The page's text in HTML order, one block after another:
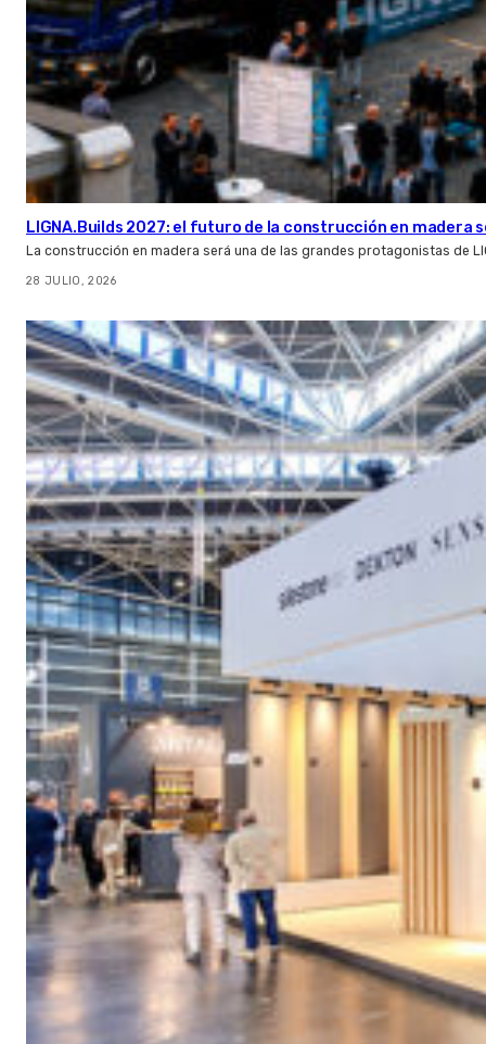
LIGNA.Builds 2027: el futuro de la construcción en madera
La construcción en madera será una de las grandes protagonistas de
28 JULIO, 2026